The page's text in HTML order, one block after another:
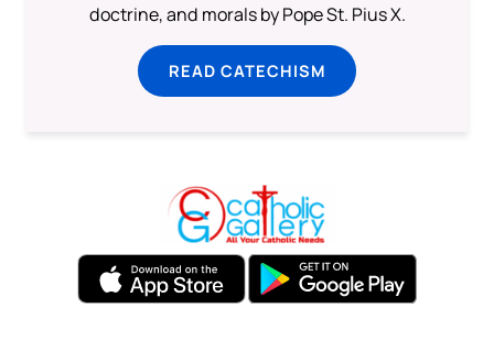
doctrine, and morals by Pope St. Pius X.
READ CATECHISM